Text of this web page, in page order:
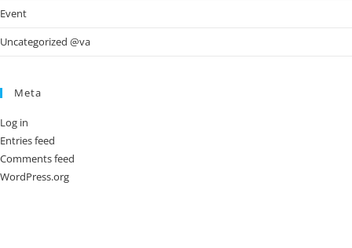
Event
Uncategorized @va
Meta
Log in
Entries feed
Comments feed
WordPress.org